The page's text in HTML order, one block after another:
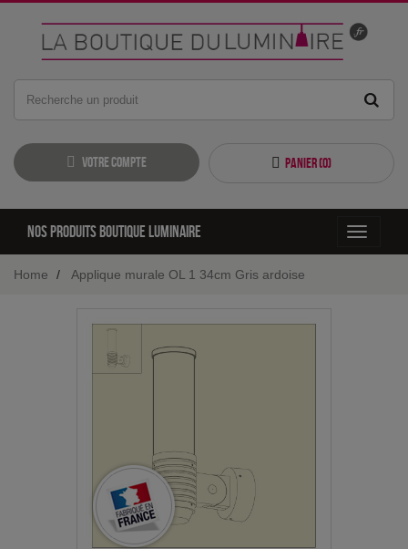
Votre compte Panier (0)
Toggle
Nos produits boutique luminaire
Home Applique murale OL 1 34cm Gris ardoise